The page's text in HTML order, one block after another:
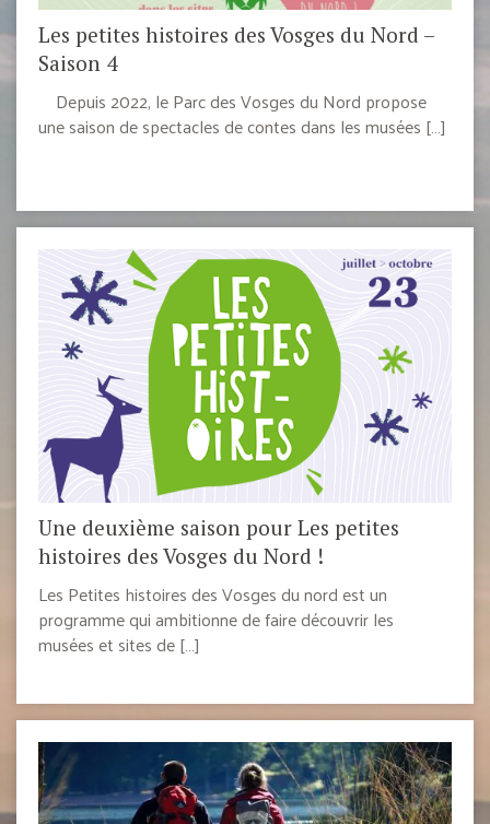
Les petites histoires des Vosges du Nord –
Saison 4
Depuis 2022, le Parc des Vosges du Nord propose
une saison de spectacles de contes dans les musées […]
Une deuxième saison pour Les petites
histoires des Vosges du Nord !
Les Petites histoires des Vosges du nord est un
programme qui ambitionne de faire découvrir les
musées et sites de […]